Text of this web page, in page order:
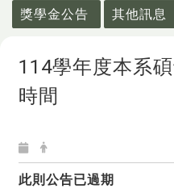
獎學金公告 其他訊息
114學年度本系
時間
此則公告已過期